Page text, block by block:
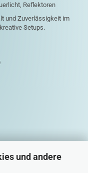
und andere
Reflektoren
und Zuverlässigkeit im
Setups.